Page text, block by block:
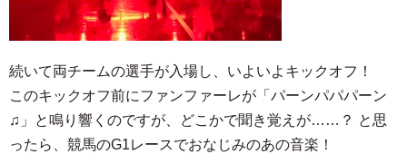
続いて両チームの選手が入場し、いよいよキックオフ！
このキックオフ前にファンファーレが「パーンパパパーン
♫」と鳴り響くのですが、どこかで聞き覚えが……？ と思
ったら、競馬のG1レースでおなじみのあの音楽！